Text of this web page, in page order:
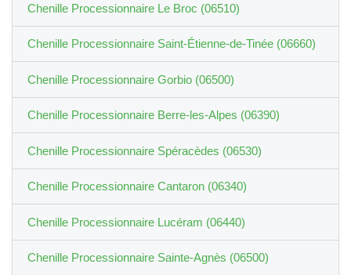
Chenille Processionnaire Le Broc (06510)
Chenille Processionnaire Saint-Étienne-de-Tinée (06660)
Chenille Processionnaire Gorbio (06500)
Chenille Processionnaire Berre-les-Alpes (06390)
Chenille Processionnaire Spéracèdes (06530)
Chenille Processionnaire Cantaron (06340)
Chenille Processionnaire Lucéram (06440)
Chenille Processionnaire Sainte-Agnès (06500)